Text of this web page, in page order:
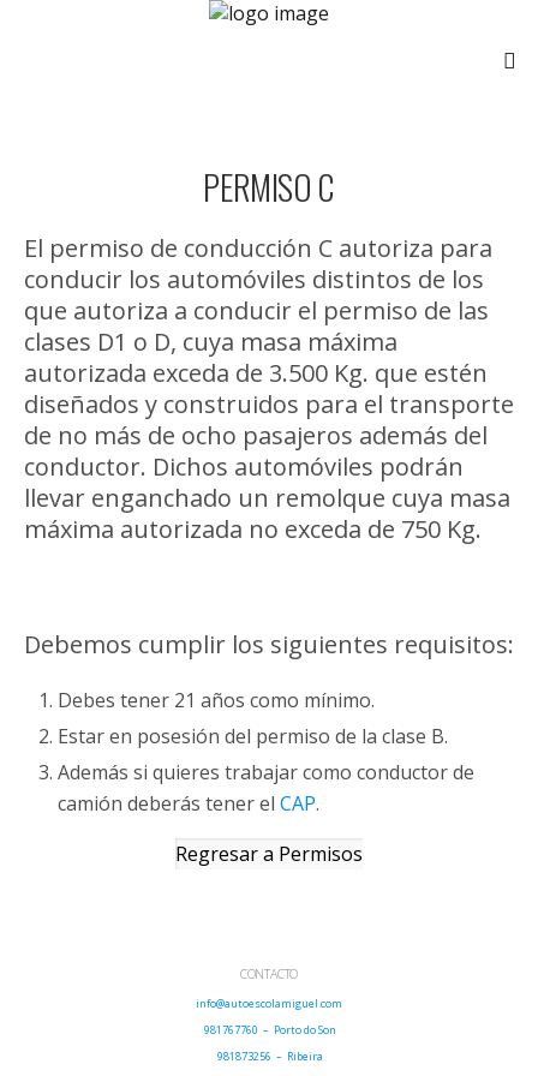
PERMISO C
El permiso de conducción C autoriza para
conducir los automóviles distintos de los
que autoriza a conducir el permiso de las
clases D1 o D, cuya masa máxima
autorizada exceda de 3.500 Kg. que estén
diseñados y construidos para el transporte
de no más de ocho pasajeros además del
conductor. Dichos automóviles podrán
llevar enganchado un remolque cuya masa
máxima autorizada no exceda de 750 Kg.
Debemos cumplir los siguientes requisitos:
Debes tener 21 años como mínimo.
Estar en posesión del permiso de la clase B.
Además si quieres trabajar como conductor de
camión deberás tener elCAP.
Regresar a Permisos
CONTACTO
info@autoescolamiguel.com
981767760 – Porto do Son
981873256 – Ribeira